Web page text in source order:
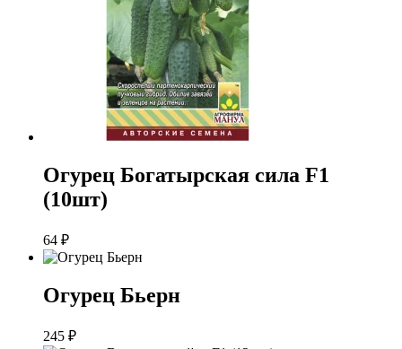
Огурец Богатырская сила F1
(10шт)
64 ₽
Огурец Бьерн
245 ₽